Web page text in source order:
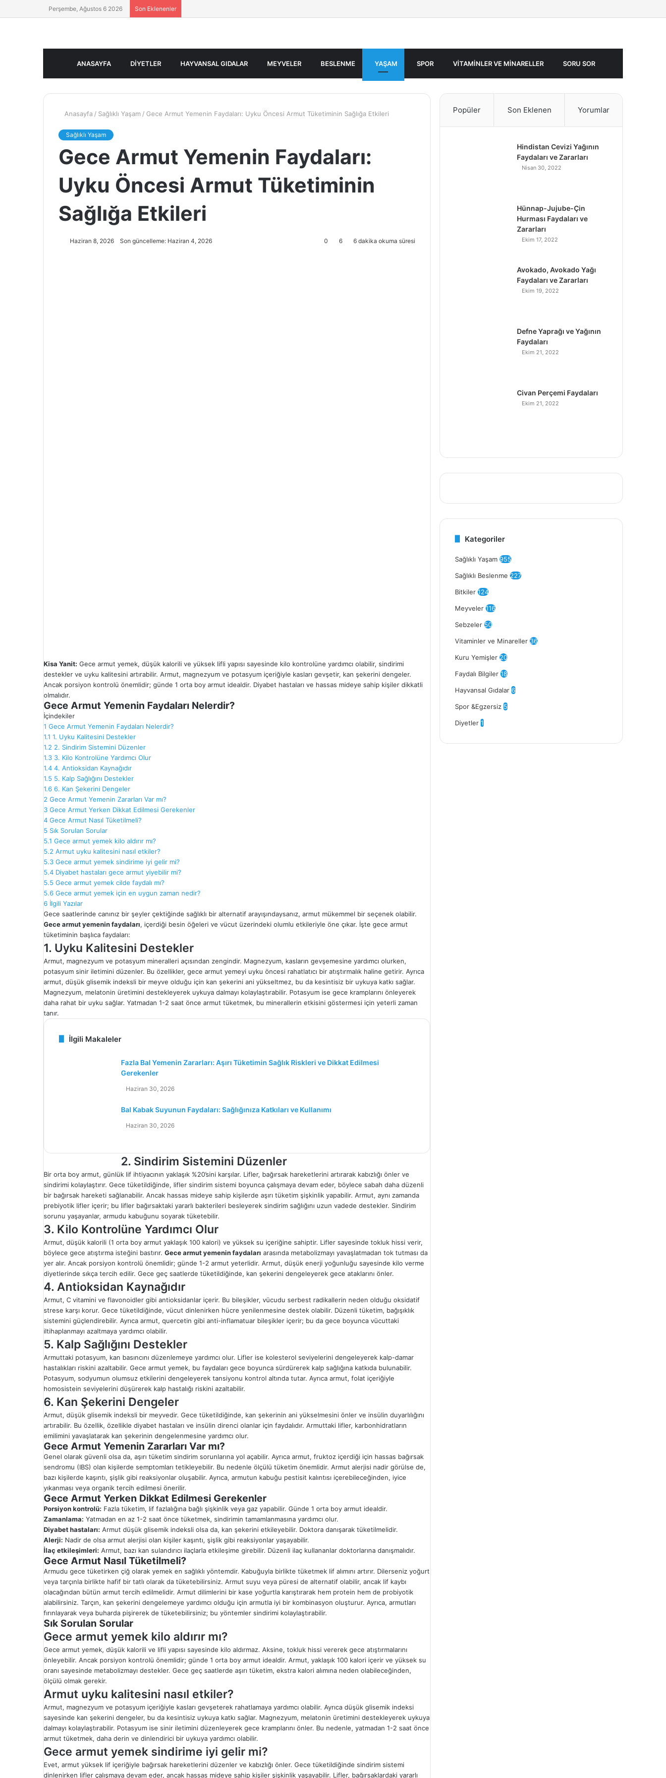
Perşembe, Ağustos 6 2026 Son Eklenenler
ANASAYFA DIYETLER HAYVANSAL GIDALAR MEYVELER BESLENME YAŞAM SPOR VITAMINLER VE MINARELLER SORU SOR
Anasayfa / Sağlıklı Yaşam / Gece Armut Yemenin Faydaları: Uyku Öncesi Armut Tüketiminin Sağlığa Etkileri
Sağlıklı Yaşam
Gece Armut Yemenin Faydaları:
Uyku Öncesi Armut Tüketiminin
Sağlığa Etkileri
Haziran 8, 2026 Son güncelleme: Haziran 4, 2026 0 6 6 dakika okuma süresi
Kisa Yanit: Gece armut yemek, düşük kalorili ve yüksek lifli yapısı sayesinde kilo kontrolüne yardımcı olabilir, sindirimi
destekler ve uyku kalitesini artırabilir. Armut, magnezyum ve potasyum içeriğiyle kasları gevşetir, kan şekerini dengeler.
Ancak porsiyon kontrolü önemlidir; günde 1 orta boy armut idealdir. Diyabet hastaları ve hassas mideye sahip kişiler dikkatli
olmalıdır.
Gece Armut Yemenin Faydaları Nelerdir?
İçindekiler
1 Gece Armut Yemenin Faydaları Nelerdir?
1.1 1. Uyku Kalitesini Destekler
1.2 2. Sindirim Sistemini Düzenler
1.3 3. Kilo Kontrolüne Yardımcı Olur
1.4 4. Antioksidan Kaynağıdır
1.5 5. Kalp Sağlığını Destekler
1.6 6. Kan Şekerini Dengeler
2 Gece Armut Yemenin Zararları Var mı?
3 Gece Armut Yerken Dikkat Edilmesi Gerekenler
4 Gece Armut Nasıl Tüketilmeli?
5 Sık Sorulan Sorular
5.1 Gece armut yemek kilo aldırır mı?
5.2 Armut uyku kalitesini nasıl etkiler?
5.3 Gece armut yemek sindirime iyi gelir mi?
5.4 Diyabet hastaları gece armut yiyebilir mi?
5.5 Gece armut yemek cilde faydalı mı?
5.6 Gece armut yemek için en uygun zaman nedir?
6 İlgili Yazılar
Gece saatlerinde canınız bir şeyler çektiğinde sağlıklı bir alternatif arayışındaysanız, armut mükemmel bir seçenek olabilir.
Gece armut yemenin faydaları, içerdiği besin öğeleri ve vücut üzerindeki olumlu etkileriyle öne çıkar. İşte gece armut
tüketiminin başlıca faydaları:
1. Uyku Kalitesini Destekler
Armut, magnezyum ve potasyum mineralleri açısından zengindir. Magnezyum, kasların gevşemesine yardımcı olurken,
potasyum sinir iletimini düzenler. Bu özellikler, gece armut yemeyi uyku öncesi rahatlatıcı bir atıştırmalık haline getirir. Ayrıca
armut, düşük glisemik indeksli bir meyve olduğu için kan şekerini ani yükseltmez, bu da kesintisiz bir uykuya katkı sağlar.
Magnezyum, melatonin üretimini destekleyerek uykuya dalmayı kolaylaştırabilir. Potasyum ise gece kramplarını önleyerek
daha rahat bir uyku sağlar. Yatmadan 1-2 saat önce armut tüketmek, bu minerallerin etkisini göstermesi için yeterli zaman
tanır.
İlgili Makaleler
Fazla Bal Yemenin Zararları: Aşırı Tüketimin Sağlık Riskleri ve Dikkat Edilmesi
Gerekenler
Haziran 30, 2026
Bal Kabak Suyunun Faydaları: Sağlığınıza Katkıları ve Kullanımı
Haziran 30, 2026
2. Sindirim Sistemini Düzenler
Bir orta boy armut, günlük lif ihtiyacının yaklaşık %20’sini karşılar. Lifler, bağırsak hareketlerini artırarak kabızlığı önler ve
sindirimi kolaylaştırır. Gece tüketildiğinde, lifler sindirim sistemi boyunca çalışmaya devam eder, böylece sabah daha düzenli
bir bağırsak hareketi sağlanabilir. Ancak hassas mideye sahip kişilerde aşırı tüketim şişkinlik yapabilir. Armut, aynı zamanda
prebiyotik lifler içerir; bu lifler bağırsaktaki yararlı bakterileri besleyerek sindirim sağlığını uzun vadede destekler. Sindirim
sorunu yaşayanlar, armudu kabuğunu soyarak tüketebilir.
3. Kilo Kontrolüne Yardımcı Olur
Armut, düşük kalorili (1 orta boy armut yaklaşık 100 kalori) ve yüksek su içeriğine sahiptir. Lifler sayesinde tokluk hissi verir,
böylece gece atıştırma isteğini bastırır. Gece armut yemenin faydaları arasında metabolizmayı yavaşlatmadan tok tutması da
yer alır. Ancak porsiyon kontrolü önemlidir; günde 1-2 armut yeterlidir. Armut, düşük enerji yoğunluğu sayesinde kilo verme
diyetlerinde sıkça tercih edilir. Gece geç saatlerde tüketildiğinde, kan şekerini dengeleyerek gece ataklarını önler.
4. Antioksidan Kaynağıdır
Armut, C vitamini ve flavonoidler gibi antioksidanlar içerir. Bu bileşikler, vücudu serbest radikallerin neden olduğu oksidatif
strese karşı korur. Gece tüketildiğinde, vücut dinlenirken hücre yenilenmesine destek olabilir. Düzenli tüketim, bağışıklık
sistemini güçlendirebilir. Ayrıca armut, quercetin gibi anti-inflamatuar bileşikler içerir; bu da gece boyunca vücuttaki
iltihaplanmayı azaltmaya yardımcı olabilir.
5. Kalp Sağlığını Destekler
Armuttaki potasyum, kan basıncını düzenlemeye yardımcı olur. Lifler ise kolesterol seviyelerini dengeleyerek kalp-damar
hastalıkları riskini azaltabilir. Gece armut yemek, bu faydaları gece boyunca sürdürerek kalp sağlığına katkıda bulunabilir.
Potasyum, sodyumun olumsuz etkilerini dengeleyerek tansiyonu kontrol altında tutar. Ayrıca armut, folat içeriğiyle
homosistein seviyelerini düşürerek kalp hastalığı riskini azaltabilir.
6. Kan Şekerini Dengeler
Armut, düşük glisemik indeksli bir meyvedir. Gece tüketildiğinde, kan şekerinin ani yükselmesini önler ve insülin duyarlılığını
artırabilir. Bu özellik, özellikle diyabet hastaları ve insülin direnci olanlar için faydalıdır. Armuttaki lifler, karbonhidratların
emilimini yavaşlatarak kan şekerinin dengelenmesine yardımcı olur.
Gece Armut Yemenin Zararları Var mı?
Genel olarak güvenli olsa da, aşırı tüketim sindirim sorunlarına yol açabilir. Ayrıca armut, fruktoz içerdiği için hassas bağırsak
sendromu (IBS) olan kişilerde semptomları tetikleyebilir. Bu nedenle ölçülü tüketim önemlidir. Armut alerjisi nadir görülse de,
bazı kişilerde kaşıntı, şişlik gibi reaksiyonlar oluşabilir. Ayrıca, armutun kabuğu pestisit kalıntısı içerebileceğinden, iyice
yıkanması veya organik tercih edilmesi önerilir.
Gece Armut Yerken Dikkat Edilmesi Gerekenler
Porsiyon kontrolü: Fazla tüketim, lif fazlalığına bağlı şişkinlik veya gaz yapabilir. Günde 1 orta boy armut idealdir.
Zamanlama: Yatmadan en az 1-2 saat önce tüketmek, sindirimin tamamlanmasına yardımcı olur.
Diyabet hastaları: Armut düşük glisemik indeksli olsa da, kan şekerini etkileyebilir. Doktora danışarak tüketilmelidir.
Alerji: Nadir de olsa armut alerjisi olan kişiler kaşıntı, şişlik gibi reaksiyonlar yaşayabilir.
İlaç etkileşimleri: Armut, bazı kan sulandırıcı ilaçlarla etkileşime girebilir. Düzenli ilaç kullananlar doktorlarına danışmalıdır.
Gece Armut Nasıl Tüketilmeli?
Armudu gece tüketirken çiğ olarak yemek en sağlıklı yöntemdir. Kabuğuyla birlikte tüketmek lif alımını artırır. Dilerseniz yoğurt
veya tarçınla birlikte hafif bir tatlı olarak da tüketebilirsiniz. Armut suyu veya püresi de alternatif olabilir, ancak lif kaybı
olacağından bütün armut tercih edilmelidir. Armut dilimlerini bir kase yoğurtla karıştırarak hem protein hem de probiyotik
alabilirsiniz. Tarçın, kan şekerini dengelemeye yardımcı olduğu için armutla iyi bir kombinasyon oluşturur. Ayrıca, armutları
fırınlayarak veya buharda pişirerek de tüketebilirsiniz; bu yöntemler sindirimi kolaylaştırabilir.
Sık Sorulan Sorular
Gece armut yemek kilo aldırır mı?
Gece armut yemek, düşük kalorili ve lifli yapısı sayesinde kilo aldırmaz. Aksine, tokluk hissi vererek gece atıştırmalarını
önleyebilir. Ancak porsiyon kontrolü önemlidir; günde 1 orta boy armut idealdir. Armut, yaklaşık 100 kalori içerir ve yüksek su
oranı sayesinde metabolizmayı destekler. Gece geç saatlerde aşırı tüketim, ekstra kalori alımına neden olabileceğinden,
ölçülü olmak gerekir.
Armut uyku kalitesini nasıl etkiler?
Armut, magnezyum ve potasyum içeriğiyle kasları gevşeterek rahatlamaya yardımcı olabilir. Ayrıca düşük glisemik indeksi
sayesinde kan şekerini dengeler, bu da kesintisiz uykuya katkı sağlar. Magnezyum, melatonin üretimini destekleyerek uykuya
dalmayı kolaylaştırabilir. Potasyum ise sinir iletimini düzenleyerek gece kramplarını önler. Bu nedenle, yatmadan 1-2 saat önce
armut tüketmek, daha derin ve dinlendirici bir uykuya yardımcı olabilir.
Gece armut yemek sindirime iyi gelir mi?
Evet, armut yüksek lif içeriğiyle bağırsak hareketlerini düzenler ve kabızlığı önler. Gece tüketildiğinde sindirim sistemi
dinlenirken lifler çalışmaya devam eder, ancak hassas mideye sahip kişiler şişkinlik yaşayabilir. Lifler, bağırsaklardaki yararlı
Popüler Son Eklenen Yorumlar
Hindistan Cevizi Yağının
Faydaları ve Zararları
Nisan 30, 2022
Hünnap-Jujube-Çin
Hurması Faydaları ve
Zararları
Ekim 17, 2022
Avokado, Avokado Yağı
Faydaları ve Zararları
Ekim 19, 2022
Defne Yaprağı ve Yağının
Faydaları
Ekim 21, 2022
Civan Perçemi Faydaları
Ekim 21, 2022
Kategoriler
Sağlıklı Yaşam 955
Sağlıklı Beslenme 227
Bitkiler 124
Meyveler 116
Sebzeler 50
Vitaminler ve Minareller 36
Kuru Yemişler 20
Faydalı Bilgiler 18
Hayvansal Gıdalar 6
Spor &Egzersiz 5
Diyetler 1